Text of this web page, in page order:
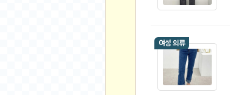
익명 게시판
결정 장애여성 의류